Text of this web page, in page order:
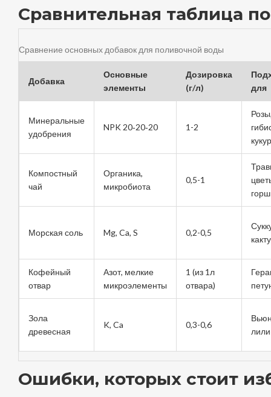
Сравнительная таблица
Сравнение основных добавок для поливочной воды
Добавка
Основные
элементы
Дозировка
(г/л)
для
Минеральные
удобрения
NPK 20‑20‑20 1-2
Компостный
чай
Органика,
микробиота
0,5-1
Морская соль Mg, Ca, S 0,2-0,5
Кофейный
отвар
Азот, мелкие
микроэлементы
1 (из 1л
отвара)
Зола
древесная
K, Ca 0,3-0,6
Ошибки, которых стоит